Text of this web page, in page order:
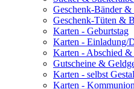
Geschenk-Bänder &
Geschenk-Tüten &
Karten - Geburtstag
Karten - Einladung/
Karten - Abschied &
Gutscheine &
Karten - selbst
Karten -